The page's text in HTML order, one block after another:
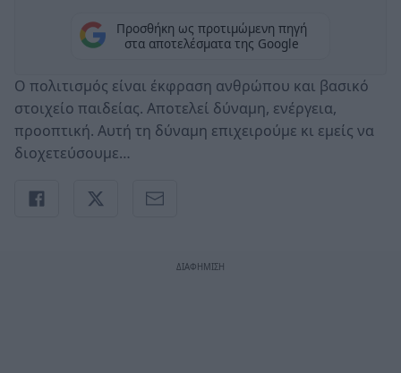
Προσθήκη ως προτιμώμενη πηγή
στα αποτελέσματα της Google
Ο πολιτισμός είναι έκφραση ανθρώπου και βασικό
στοιχείο παιδείας. Αποτελεί δύναμη, ενέργεια,
προοπτική. Αυτή τη δύναμη επιχειρούμε κι εμείς να
διοχετεύσουμε…